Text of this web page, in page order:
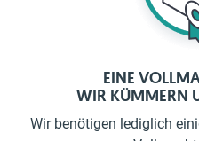
EINE
WIR KÜMMERN
Wir benötigen lediglich